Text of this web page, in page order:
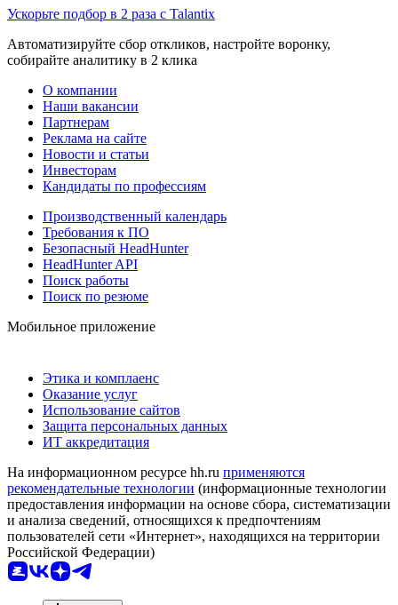
Ускорьте подбор в 2 раза с Talantix
Автоматизируйте сбор откликов, настройте воронку,
собирайте аналитику в 2 клика
О компании
Наши вакансии
Партнерам
Реклама на сайте
Новости и статьи
Инвесторам
Кандидаты по профессиям
Производственный календарь
Требования к ПО
Безопасный HeadHunter
HeadHunter API
Поиск работы
Поиск по резюме
Мобильное приложение
Этика и комплаенс
Оказание услуг
Использование сайтов
Защита персональных данных
ИТ аккредитация
На информационном ресурсе hh.ru применяются
рекомендательные технологии (информационные технологии
предоставления информации на основе сбора, систематизации
и анализа сведений, относящихся к предпочтениям
пользователей сети «Интернет», находящихся на территории
Российской Федерации)